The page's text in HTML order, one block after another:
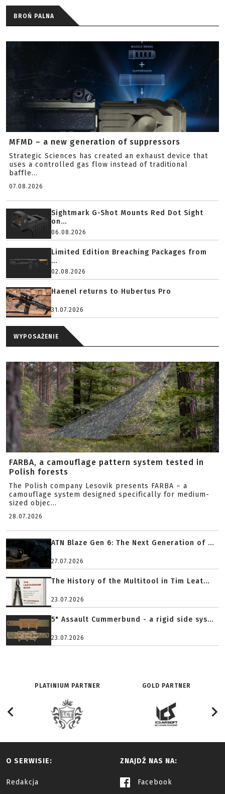
BROŃ PALNA
MFMD – a new generation of suppressors
Strategic Sciences has created an exhaust device that
uses a controlled gas flow instead of traditional
baffle...
07.08.2026
Sightmark G-Shot Mounts Red Dot Sight
on...
06.08.2026
Limited Edition Breaching Packages from
...
02.08.2026
Haenel returns to Hubertus Pro
31.07.2026
WYPOSAŻENIE
FARBA, a camouflage pattern system tested in
Polish forests
The Polish company Lesovik presents FARBA – a
camouflage system designed specifically for medium-
sized objec...
28.07.2026
ATN Blaze Gen 6: The Next Generation of ...
27.07.2026
The History of the Multitool in Tim Leat...
23.07.2026
5" Assault Cummerbund - a rigid side sys...
23.07.2026
PLATINIUM PARTNER GOLD PARTNER
O SERWISIE:
Redakcja
ZNAJDŹ NAS NA:
Facebook